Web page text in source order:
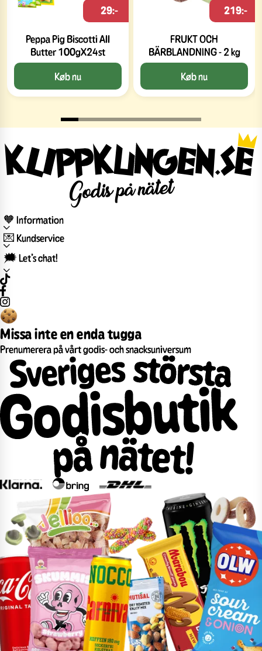
Peppa Pig Biscotti All
Butter 100gX24st
29:-
Køb nu
FRUKT OCH
BÄRBLANDNING - 2 kg
219:-
Køb nu
🧡 Information
💌 Kundservice
🗯️ Let’s chat!
Missa inte en enda tugga
Prenumerera på vårt godis- och snacksuniversum